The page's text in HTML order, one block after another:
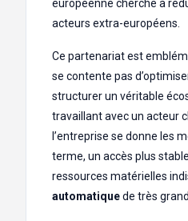
européenne cherche à
acteurs extra-européens.
Ce partenariat est
se contente pas
structurer un véritable
travaillant avec un acteur
l’entreprise se donne les
terme, un accès plus
ressources matérielles
automatiquede très